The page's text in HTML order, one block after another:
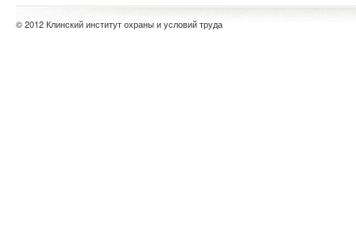
© 2012 Клинский институт охраны и условий труда